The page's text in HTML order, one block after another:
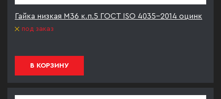
Гайка низкая М36 к.п.5 ГОСТ ISO 4035-2014 оцинк
под заказ
В КОРЗИНУ